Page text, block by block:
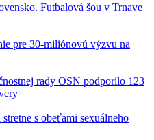
Futbalová šou v Trnave
pre 30-miliónovú výzvu na
rady OSN podporilo 123
s obeťami sexuálneho